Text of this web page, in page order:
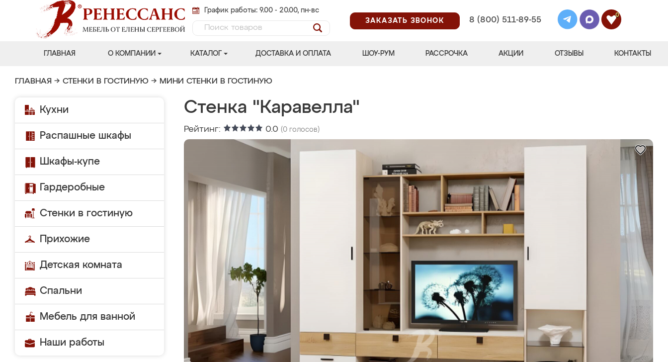
График работы: 9.00 - 20.00, пн-вс
ЗАКАЗАТЬ ЗВОНОК
8 (800) 511-89-55
0
ГЛАВНАЯ О КОМПАНИИ КАТАЛОГ ДОСТАВКА И ОПЛАТА ШОУ-РУМ РАССРОЧКА АКЦИИ ОТЗЫВЫ КОНТАКТЫ
ГЛАВНАЯ → СТЕНКИ В ГОСТИНУЮ → МИНИ СТЕНКИ В ГОСТИНУЮ
Кухни
Распашные шкафы
Шкафы-купе
Гардеробные
Стенки в гостиную
Прихожие
Детская комната
Спальни
Мебель для ванной
Наши работы
Стенка "Каравелла"
Рейтинг: 0.0 (0 голосов)